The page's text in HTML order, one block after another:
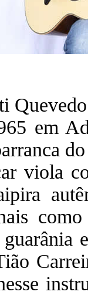
em
viola